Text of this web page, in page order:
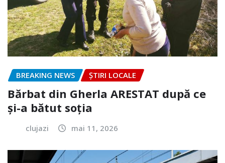
BREAKING NEWS ȘTIRI LOCALE
Bărbat din Gherla ARESTAT după ce
și-a bătut soția
clujazi mai 11, 2026